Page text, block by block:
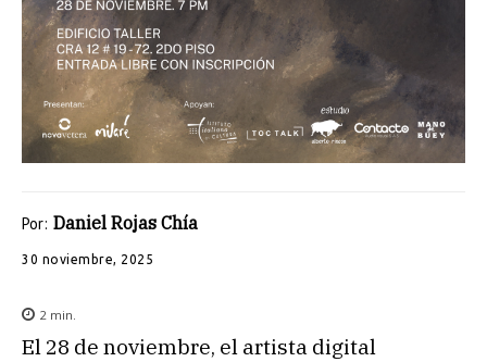
Por: Daniel Rojas Chía
30 noviembre, 2025
2 min.
El 28 de noviembre, el artista digital